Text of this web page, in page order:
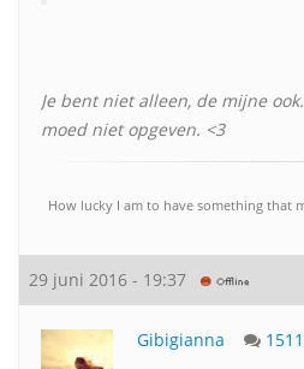
Je bent niet alleen, de mijne
moed niet opgeven. <3
How lucky I am to have something that
29 juni 2016 - 19:37
Gibigianna